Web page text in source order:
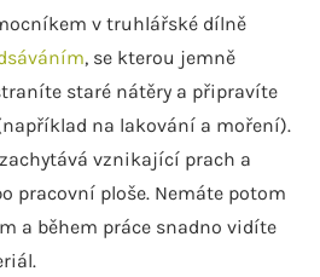
v truhlářské dílně
, se kterou jemně
staré nátěry a připravíte
na lakování a moření).
vznikající prach a
pracovní ploše. Nemáte potom
a během práce snadno vidíte